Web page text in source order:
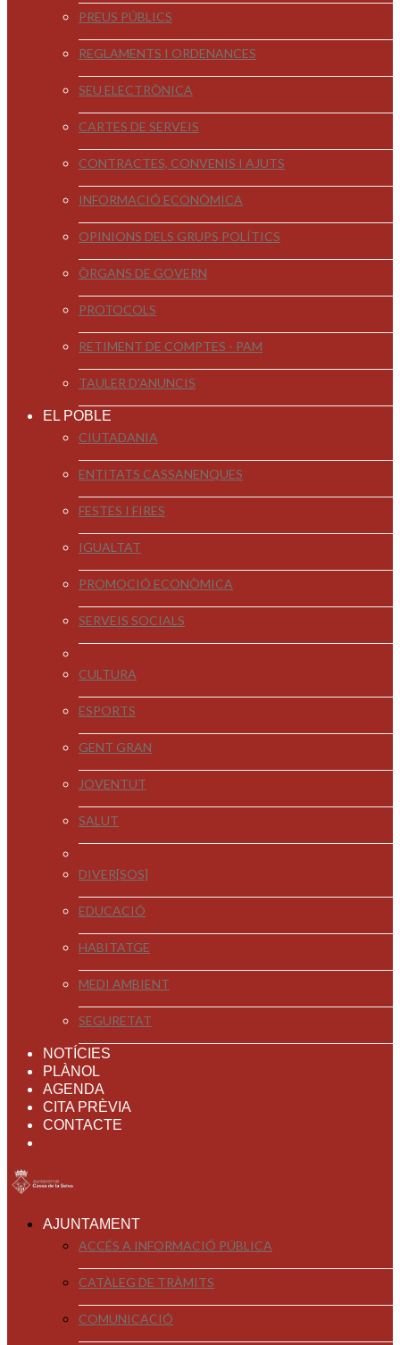
PREUS PÚBLICS
REGLAMENTS I ORDENANCES
SEU ELECTRÒNICA
CARTES DE SERVEIS
CONTRACTES, CONVENIS I AJUTS
INFORMACIÓ ECONÒMICA
OPINIONS DELS GRUPS POLÍTICS
ÒRGANS DE GOVERN
PROTOCOLS
RETIMENT DE COMPTES - PAM
TAULER D'ANUNCIS
EL POBLE
CIUTADANIA
ENTITATS CASSANENQUES
FESTES I FIRES
IGUALTAT
PROMOCIÓ ECONÒMICA
SERVEIS SOCIALS
CULTURA
ESPORTS
GENT GRAN
JOVENTUT
SALUT
DIVER[SOS]
EDUCACIÓ
HABITATGE
MEDI AMBIENT
SEGURETAT
NOTÍCIES
PLÀNOL
AGENDA
CITA PRÈVIA
CONTACTE
AJUNTAMENT
ACCÉS A INFORMACIÓ PÚBLICA
CATÀLEG DE TRÀMITS
COMUNICACIÓ